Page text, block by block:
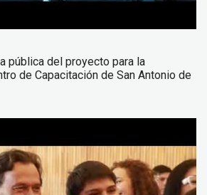
pública del proyecto para la
de Capacitación de San Antonio de